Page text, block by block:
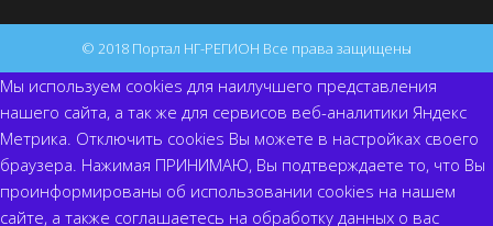
© 2018 Портал НГ-РЕГИОН Все права защищены
Мы используем cookies для наилучшего представления
нашего сайта, а так же для сервисов веб-аналитики Яндекс
Метрика. Отключить cookies Вы можете в настройках своего
браузера. Нажимая ПРИНИМАЮ, Вы подтверждаете то, что Вы
проинформированы об использовании cookies на нашем
сайте, а также соглашаетесь на обработку данных о вас